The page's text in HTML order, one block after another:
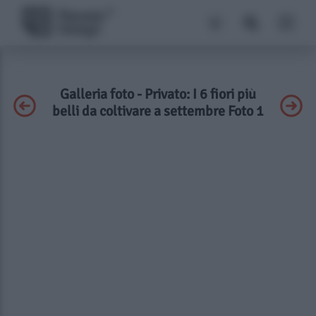
Galleria foto - Privato: I 6 fiori più
belli da coltivare a settembre Foto 1